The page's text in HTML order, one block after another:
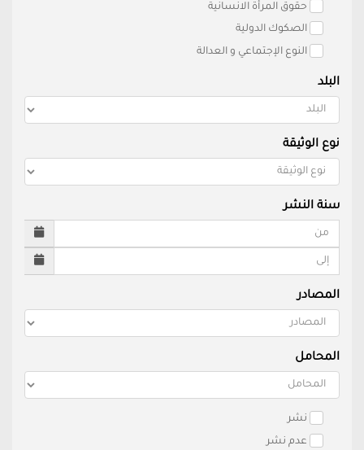
حقوق المرأة الانسانية
الصكوك الدولية
النوع الإجتماعي و العدالة
البلد
نوع الوثيقة
سنة النشر
المصادر
المحامل
نشر
عدم نشر